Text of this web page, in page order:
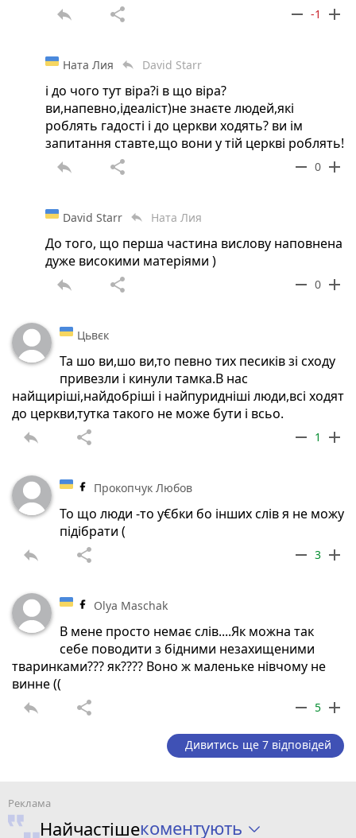
reply share remove -1 add
Ната Лия reply David Starr
і до чого тут віра?і в що віра?
ви,напевно,ідеаліст)не знаєте людей,які
роблять гадості і до церкви ходять? ви ім
запитання ставте,що вони у тій церкві роблять!
reply share remove 0 add
David Starr reply Ната Лия
До того, що перша частина вислову наповнена
дуже високими матеріями )
reply share remove 0 add
Цьвєк
Та шо ви,шо ви,то певно тих песиків зі сходу
привезли і кинули тамка.В нас
найщиріші,найдобріші і найпуридніші люди,всі ходят
до церкви,тутка такого не може бути і всьо.
reply share remove 1 add
Прокопчук Любов
То що люди -то у€бки бо інших слів я не можу
підібрати (
reply share remove 3 add
Olya Maschak
В мене просто немає слів....Як можна так
себе поводити з бідними незахищеними
тваринками??? як???? Воно ж маленьке нівчому не
винне ((
reply share remove 5 add
Дивитись ще 7 відповідей
Найчастішекоментують